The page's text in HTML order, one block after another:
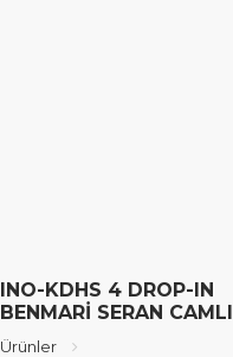
INO-KDHS 4 DROP-IN
BENMARİ SERAN CAMLI
Ürünler